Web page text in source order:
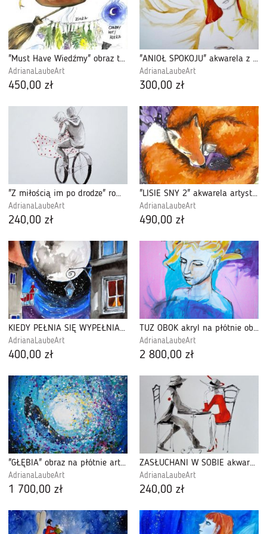
"Must Have Wiedźmy" obraz techniką mieszaną
AdrianaLaubeArt
450,00 zł
"ANIOŁ SPOKOJU" akwarela z dodatkiem ołówka
AdrianaLaubeArt
300,00 zł
"Z miłością im po drodze" romantyczny obrazek
AdrianaLaubeArt
240,00 zł
"LISIE SNY 2" akwarela artystki Adriany Laube
AdrianaLaubeArt
490,00 zł
KIEDY PEŁNIA SIĘ WYPEŁNIA akwarela
AdrianaLaubeArt
400,00 zł
TUŻ OBOK akryl na płótnie obraz
AdrianaLaubeArt
2 800,00 zł
"GŁĘBIA" obraz na płótnie artystki A.Laube
AdrianaLaubeArt
1 700,00 zł
ZASŁUCHANI W SOBIE akwarela
AdrianaLaubeArt
240,00 zł